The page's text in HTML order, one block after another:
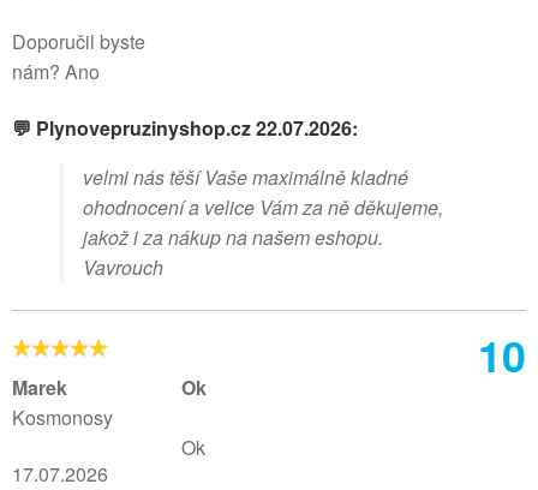
Doporučil byste
nám? Ano
💬 Plynovepruzinyshop.cz 22.07.2026:
velmi nás těší Vaše maximálně kladné
ohodnocení a velice Vám za ně děkujeme,
jakož i za nákup na našem eshopu.
Vavrouch
10
Marek
Kosmonosy
17.07.2026
Ok
Ok